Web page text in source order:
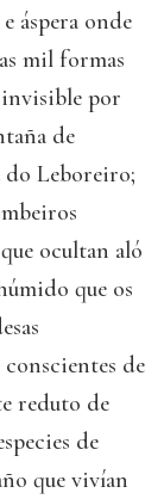
áspera onde
mil formas
invisible por
de
do Leboreiro;
ocultan aló
que os
conscientes de
reduto de
de
que vivían